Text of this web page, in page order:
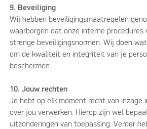
9. Beveiliging
Wij hebben beveiligingsmaatregelen
waarborgen dat onze interne procedures
strenge beveiligingsnormen. Wij doen
om de kwaliteit en integriteit van je
beschermen.
10. Jouw rechten
Je hebt op elk moment recht van inzage
over jou verwerken. Hierop zijn wel
uitzonderingen van toepassing. Verder